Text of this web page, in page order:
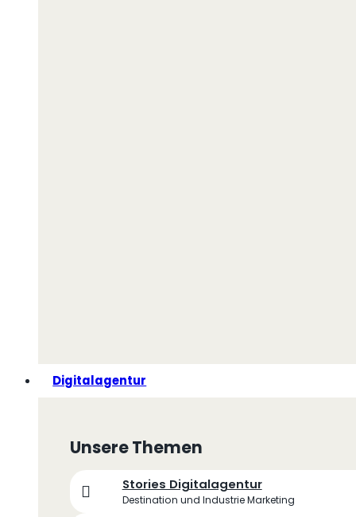
Digitalagentur
Unsere Themen
Stories Digitalagentur
Destination und Industrie Marketing